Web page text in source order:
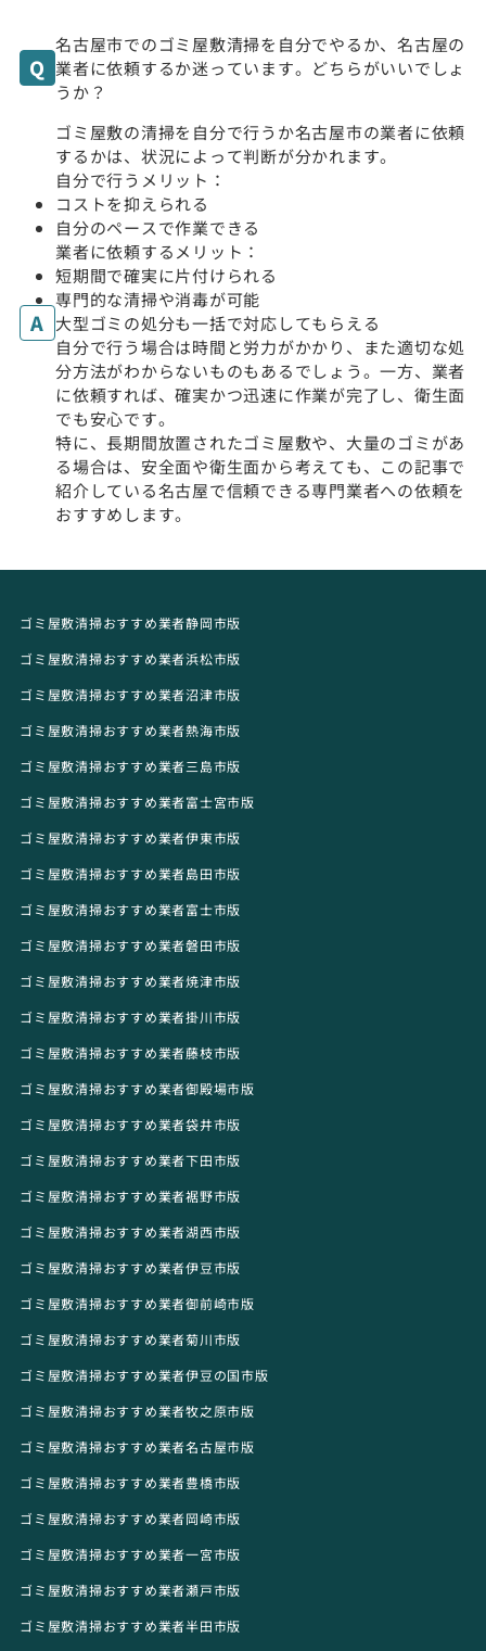
名古屋市でのゴミ屋敷清掃を自分でやるか、名古屋の
業者に依頼するか迷っています。どちらがいいでしょ
うか？
ゴミ屋敷の清掃を自分で行うか名古屋市の業者に依頼
するかは、状況によって判断が分かれます。
自分で行うメリット：
コストを抑えられる
自分のペースで作業できる
業者に依頼するメリット：
短期間で確実に片付けられる
専門的な清掃や消毒が可能
大型ゴミの処分も一括で対応してもらえる
自分で行う場合は時間と労力がかかり、また適切な処
分方法がわからないものもあるでしょう。一方、業者
に依頼すれば、確実かつ迅速に作業が完了し、衛生面
でも安心です。
特に、長期間放置されたゴミ屋敷や、大量のゴミがあ
る場合は、安全面や衛生面から考えても、この記事で
紹介している名古屋で信頼できる専門業者への依頼を
おすすめします。
ゴミ屋敷清掃おすすめ業者静岡市版
ゴミ屋敷清掃おすすめ業者浜松市版
ゴミ屋敷清掃おすすめ業者沼津市版
ゴミ屋敷清掃おすすめ業者熱海市版
ゴミ屋敷清掃おすすめ業者三島市版
ゴミ屋敷清掃おすすめ業者富士宮市版
ゴミ屋敷清掃おすすめ業者伊東市版
ゴミ屋敷清掃おすすめ業者島田市版
ゴミ屋敷清掃おすすめ業者富士市版
ゴミ屋敷清掃おすすめ業者磐田市版
ゴミ屋敷清掃おすすめ業者焼津市版
ゴミ屋敷清掃おすすめ業者掛川市版
ゴミ屋敷清掃おすすめ業者藤枝市版
ゴミ屋敷清掃おすすめ業者御殿場市版
ゴミ屋敷清掃おすすめ業者袋井市版
ゴミ屋敷清掃おすすめ業者下田市版
ゴミ屋敷清掃おすすめ業者裾野市版
ゴミ屋敷清掃おすすめ業者湖西市版
ゴミ屋敷清掃おすすめ業者伊豆市版
ゴミ屋敷清掃おすすめ業者御前崎市版
ゴミ屋敷清掃おすすめ業者菊川市版
ゴミ屋敷清掃おすすめ業者伊豆の国市版
ゴミ屋敷清掃おすすめ業者牧之原市版
ゴミ屋敷清掃おすすめ業者名古屋市版
ゴミ屋敷清掃おすすめ業者豊橋市版
ゴミ屋敷清掃おすすめ業者岡崎市版
ゴミ屋敷清掃おすすめ業者一宮市版
ゴミ屋敷清掃おすすめ業者瀬戸市版
ゴミ屋敷清掃おすすめ業者半田市版